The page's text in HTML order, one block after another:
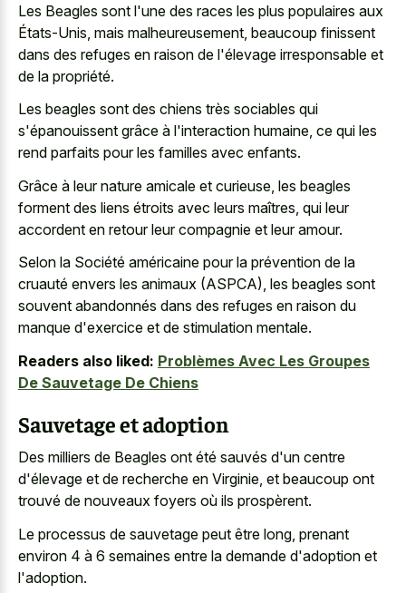
Les Beagles sont l'une des races les plus populaires aux
États-Unis, mais malheureusement, beaucoup finissent
dans des refuges en raison de l'élevage irresponsable et
de la propriété.
Les beagles sont des chiens très sociables qui
s'épanouissent grâce à l'interaction humaine, ce qui les
rend parfaits pour les familles avec enfants.
Grâce à leur nature amicale et curieuse, les beagles
forment des liens étroits avec leurs maîtres, qui leur
accordent en retour leur compagnie et leur amour.
Selon la Société américaine pour la prévention de la
cruauté envers les animaux (ASPCA), les beagles sont
souvent abandonnés dans des refuges en raison du
manque d'exercice et de stimulation mentale.
Readers also liked: Problèmes Avec Les Groupes
De Sauvetage De Chiens
Sauvetage et adoption
Des milliers de Beagles ont été sauvés d'un centre
d'élevage et de recherche en Virginie, et beaucoup ont
trouvé de nouveaux foyers où ils prospèrent.
Le processus de sauvetage peut être long, prenant
environ 4 à 6 semaines entre la demande d'adoption et
l'adoption.